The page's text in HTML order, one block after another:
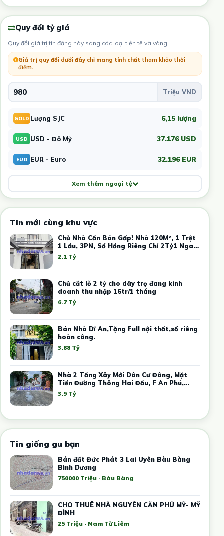
Quy đổi tỷ giá
Quy đổi giá trị tin đăng này sang các loại tiền tệ và vàng:
Giá trị quy đổi dưới đây chỉ mang tính chất tham khảo thời
điểm.
GOLD Lượng SJC 6,15 lượng
USD USD - Đô Mỹ 37.176 USD
EUR EUR - Euro 32.196 EUR
Xem thêm ngoại tệ
Tin mới cùng khu vực
Chủ Nhà Cần Bán Gấp! Nhà 120M², 1 Trệt
1 Lầu, 3PN, Sổ Hồng Riêng Chỉ 2Tỷ1 Ngay
Trung Tâm Thủ Dầu Một
2.1 Tỷ
Chủ cắt lỗ 2 tỷ cho dãy trọ đang kinh
doanh thu nhập 16tr/1 tháng
6.7 Tỷ
Bán Nhà Dĩ An,Tặng Full nội thất,sổ riêng
hoàn công.
3.88 Tỷ
Nhà 2 Tầng Xây Mới Dân Cư Đông, Mặt
Tiền Đường Thông Hai Đầu, F An Phú,
Tphcm.
3.9 Tỷ
Tin giống gu bạn
Bán đất Đức Phát 3 Lai Uyên Bàu Bàng
Bình Dương
750000 Triệu · Bàu Bàng
CHO THUÊ NHÀ NGUYÊN CĂN PHÚ MỸ- MỸ
ĐÌNH
25 Triệu · Nam Từ Liêm